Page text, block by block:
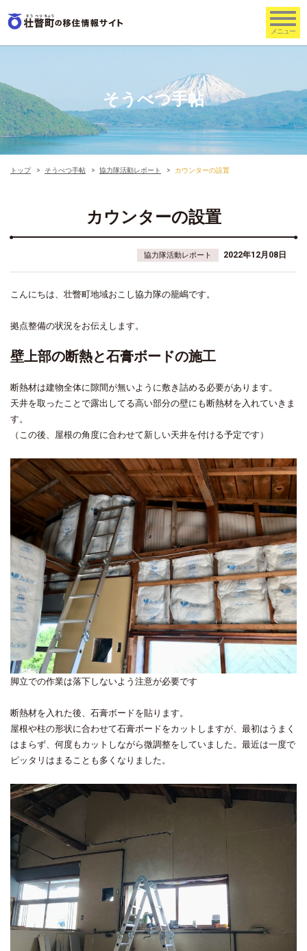
そうべつ手帖
トップ そうべつ手帖 協力隊活動レポート カウンターの設置
カウンターの設置
協力隊活動レポート 2022年12月08日
こんにちは、壮瞥町地域おこし協力隊の籠嶋です。
拠点整備の状況をお伝えします。
壁上部の断熱と石膏ボードの施工
断熱材は建物全体に隙間が無いように敷き詰める必要があります。
天井を取ったことで露出してる高い部分の壁にも断熱材を入れていきま
す。
（この後、屋根の角度に合わせて新しい天井を付ける予定です）
脚立での作業は落下しないよう注意が必要です
断熱材を入れた後、石膏ボードを貼ります。
屋根や柱の形状に合わせて石膏ボードをカットしますが、最初はうまく
はまらず、何度もカットしながら微調整をしていました。最近は一度で
ピッタリはまることも多くなりました。